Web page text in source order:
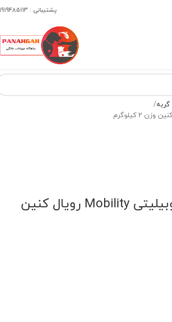
پشتیبانی : 09919485113
غذای تقویت مفاصل گربه موبیلیتی Mobility رویال کنین